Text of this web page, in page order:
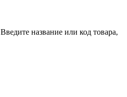
Введите название или код товара,